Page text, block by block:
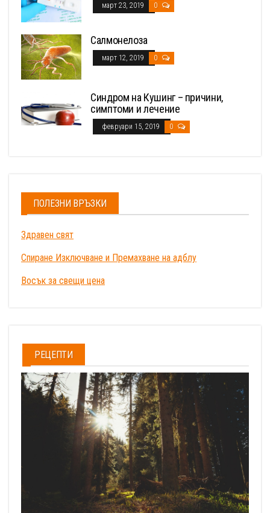
март 23, 2019 0
Салмонелоза
март 12, 2019 0
Синдром на Кушинг – причини,
симптоми и лечение
февруари 15, 2019 0
ПОЛЕЗНИ ВРЪЗКИ
Здравен свят
Спиране Изключване и Премахване на адблу
Восък за свещи цена
РЕЦЕПТИ